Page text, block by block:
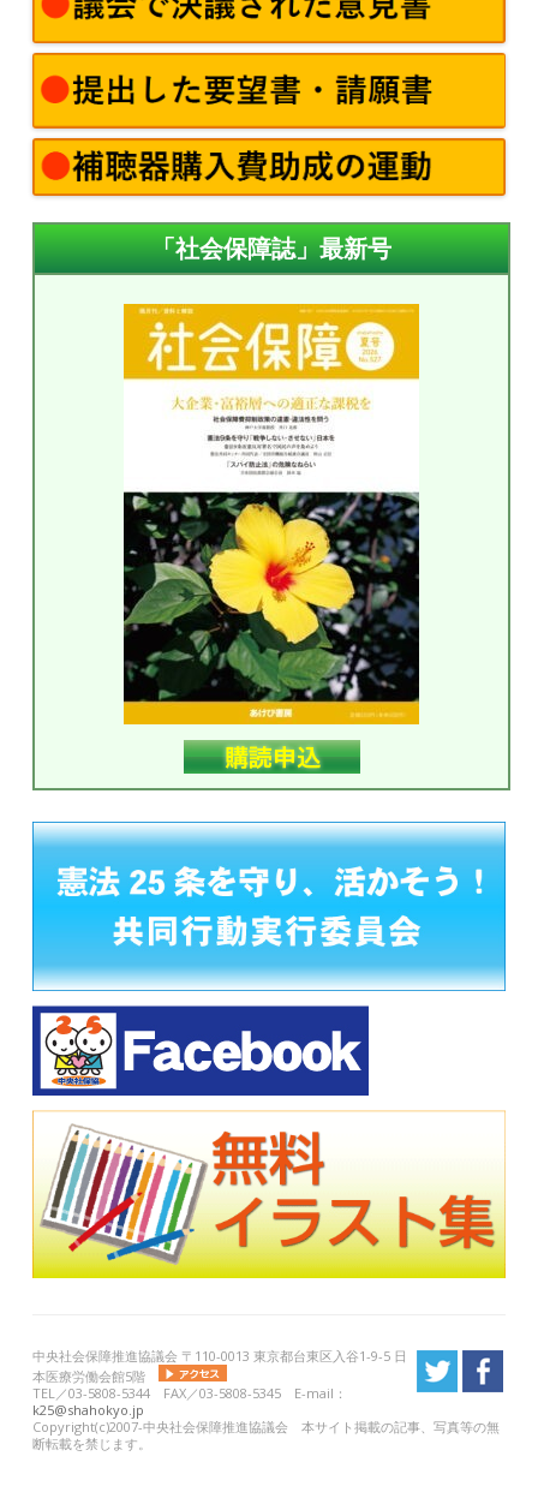
「社会保障誌」最新号
中央社会保障推進協議会 〒110-0013 東京都台東区入谷1-9-5 日
本医療労働会館5階
TEL／03-5808-5344 FAX／03-5808-5345 E-mail：
k25@shahokyo.jp
Copyright(c)2007-中央社会保障推進協議会 本サイト掲載の記事、写真等の無
断転載を禁じます。